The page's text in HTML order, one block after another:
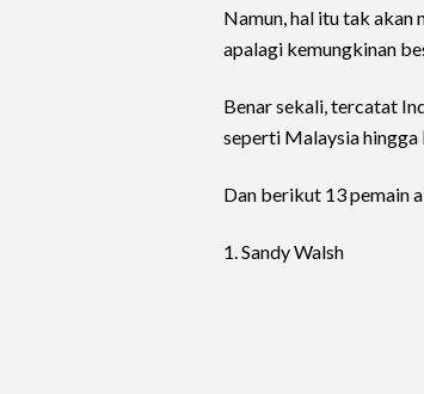
Namun, hal itu tak akan
apalagi kemungkinan
Benar sekali, tercatat
seperti Malaysia hingga
Dan berikut 13 pemain
1. Sandy Walsh